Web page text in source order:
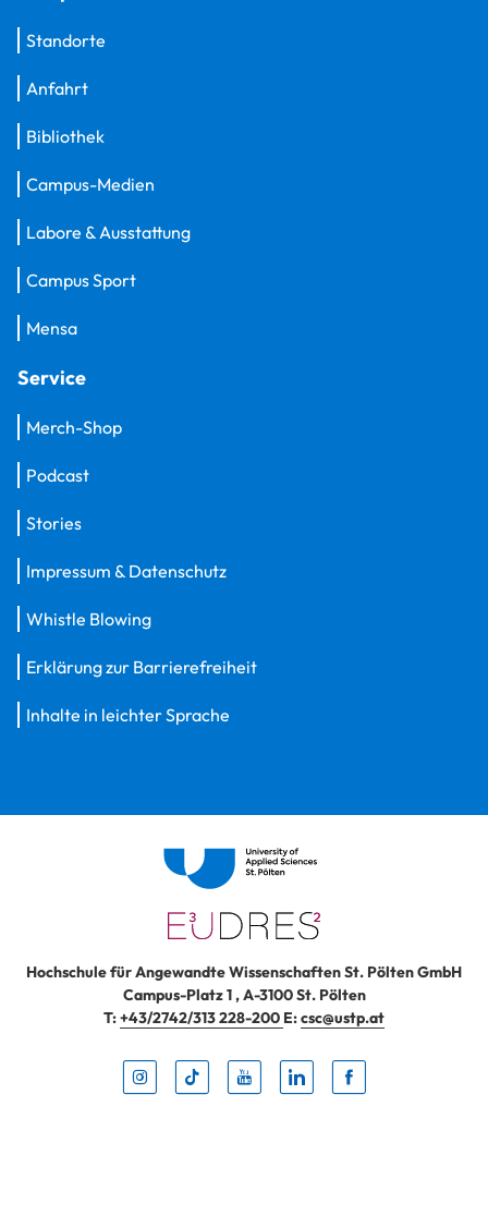
Standorte
Anfahrt
Bibliothek
Campus-Medien
Labore & Ausstattung
Campus Sport
Mensa
Service
Merch-Shop
Podcast
Stories
Impressum & Datenschutz
Whistle Blowing
Erklärung zur Barrierefreiheit
Inhalte in leichter Sprache
Hochschule für Angewandte Wissenschaften St. Pölten GmbH
Campus-Platz 1,A-3100St. Pölten
T:+43/2742/313 228-200 E:csc@ustp.at